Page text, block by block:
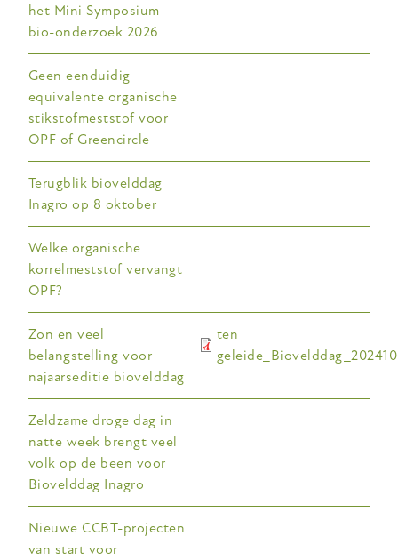
het Mini Symposium
bio-onderzoek 2026
Geen eenduidig
equivalente organische
stikstofmeststof voor
OPF of Greencircle
Terugblik biovelddag
Inagro op 8 oktober
Welke organische
korrelmeststof vervangt
OPF?
Zon en veel
belangstelling voor
najaarseditie biovelddag
ten
Zeldzame droge dag in
natte week brengt veel
volk op de been voor
Biovelddag Inagro
Nieuwe CCBT-projecten
van start voor